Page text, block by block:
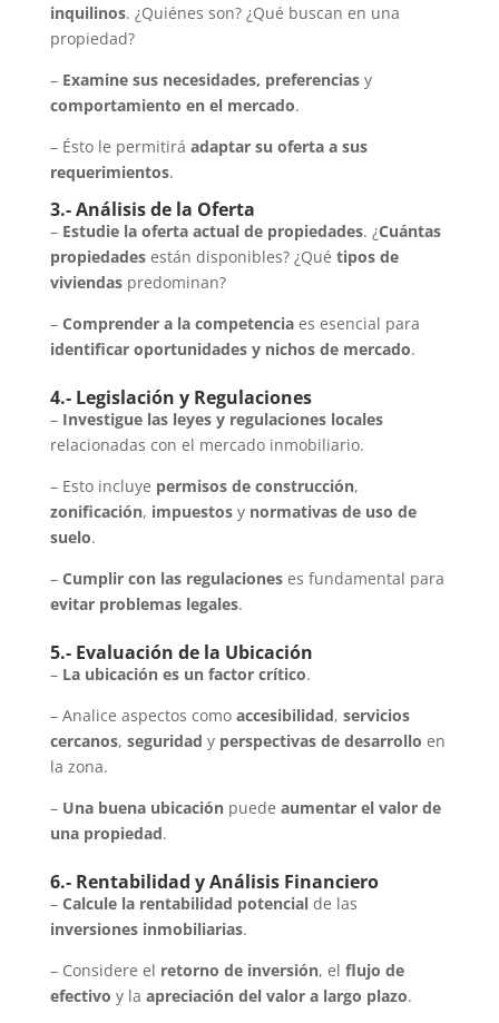
inquilinos. ¿Quiénes son? ¿Qué buscan en una
propiedad?
– Examine sus necesidades, preferenciasy
comportamiento en el mercado.
– Ésto le permitirá adaptar su oferta a sus
requerimientos.
3.- Análisis de la Oferta
– Estudie la oferta actual de propiedades. ¿Cuántas
propiedadesestán disponibles? ¿Qué tipos de
viviendaspredominan?
– Comprender a la competenciaes esencial para
identificar oportunidades y nichos de mercado.
4.- Legislación y Regulaciones
– Investigue las leyes y regulaciones locales
relacionadas con el mercado inmobiliario.
– Esto incluye permisos de construcción,
zonificación, impuestosy normativas de uso de
suelo.
– Cumplir con las regulacioneses fundamental para
evitar problemas legales.
5.- Evaluación de la Ubicación
– La ubicación es un factor crítico.
– Analice aspectos como accesibilidad, servicios
cercanos, seguridad y perspectivas de desarrollo en
la zona.
– Una buena ubicaciónpuede aumentar el valor de
una propiedad.
6.- Rentabilidad y Análisis Financiero
– Calcule la rentabilidad potencialde las
inversiones inmobiliarias.
– Considere el retorno de inversión, el flujo de
efectivo y la apreciación del valor a largo plazo.